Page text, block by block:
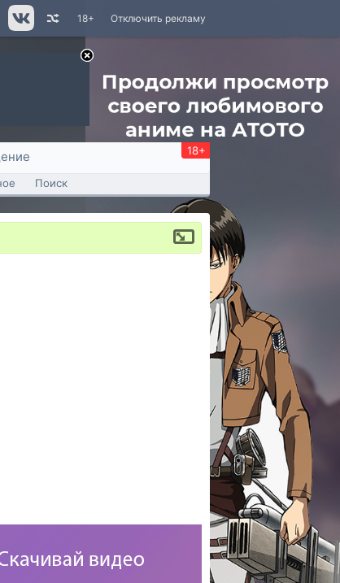
Отключить рекламу
18+
18+
Поиск